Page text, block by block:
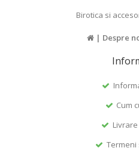
Birotica si
| Despre
Cum
Termeni